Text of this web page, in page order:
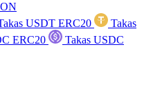
USDT ERC20
Takas
ERC20
Takas USDC